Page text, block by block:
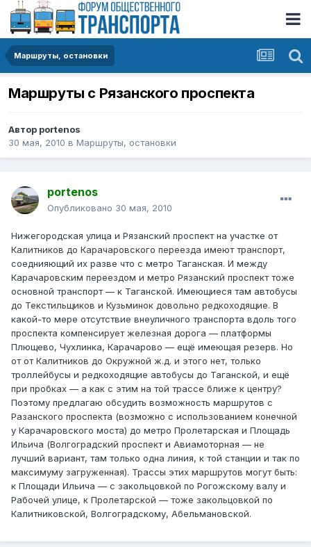
Маршруты, остановки
Маршруты с Рязанского проспекта
Автор portenos
30 мая, 2010 в Маршруты, остановки
portenos
Опубликовано 30 мая, 2010
Нижегородская улица и Рязанский проспект на участке от
Калитников до Карачаровского переезда имеют транспорт,
соеднияющий их разве что с метро Таганская. И между
Карачаровским переездом и метро Рязанский проспект тоже
основной транспорт — к Таганской. Имеющиеся там автобусы
до Текстильщиков и Кузьминок довольно редкоходящие. В
какой-то мере отсутствие внеуличного транспорта вдоль того
проспекта компенсирует железная дорога — платформы
Плющево, Чухлинка, Карачарово — ещё имеющая резерв. Но
от от Калитников до Окружной ж.д. и этого нет, только
троллейбусы и редкоходящие автобусы до Таганской, и ещё
при пробках — а как с этим на той трассе ближе к центру?
Поэтому предлагаю обсудить возможность маршрутов с
Разанского проспекта (возможно с использованием конечной
у Карачаровского моста) до метро Пролетарская и Площадь
Ильича (Волгоградский проспект и Авиамоторная — не
лучший вариант, там только одна линия, к той станции и так по
максимуму загруженная). Трассы этих маршрутов могут быть:
к Площади Ильича — с закольцовкой по Рогожскому валу и
Рабочей улице, к Пролетарской — тоже закольцовкой по
Калитниковской, Волгоградскому, Абельмановской.